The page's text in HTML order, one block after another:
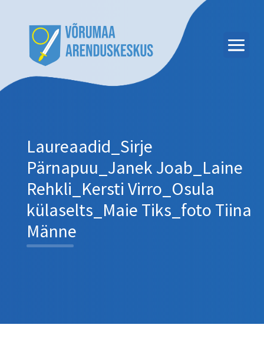
Laureaadid_Sirje
Pärnapuu_Janek Joab_Laine
Rehkli_Kersti Virro_Osula
külaselts_Maie Tiks_foto Tiina
Männe